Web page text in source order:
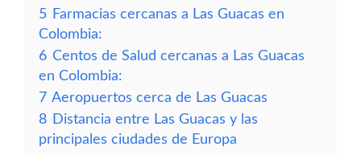
5 Farmacias cercanas a Las Guacas en
Colombia:
6 Centos de Salud cercanas a Las Guacas
en Colombia:
7 Aeropuertos cerca de Las Guacas
8 Distancia entre Las Guacas y las
principales ciudades de Europa